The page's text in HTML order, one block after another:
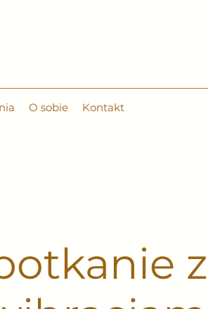
O sobie Kontakt
z